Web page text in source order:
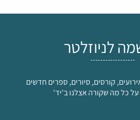
לניוזלטר
קורסים, סיורים, ספרים חדשים
כל מה שקורה אצלנו ב'יד'